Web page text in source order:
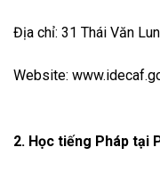
Địa chỉ: 31 Thái Văn
Website:
2. Học tiếng Pháp tại